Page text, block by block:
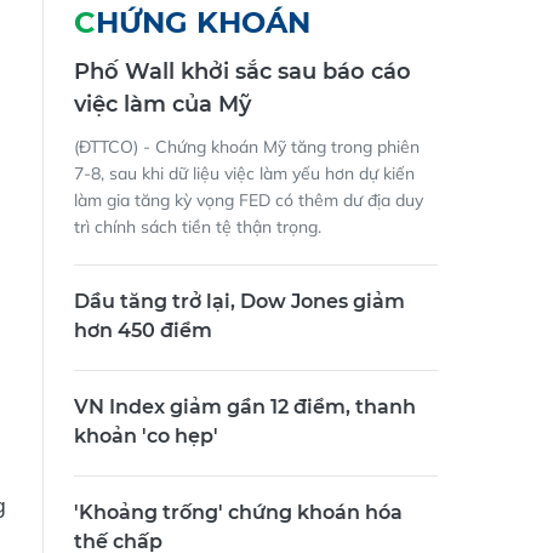
CHỨNG KHOÁN
Phố Wall khởi sắc sau báo cáo
việc làm của Mỹ
(ĐTTCO) - Chứng khoán Mỹ tăng trong phiên
7-8, sau khi dữ liệu việc làm yếu hơn dự kiến
làm gia tăng kỳ vọng FED có thêm dư địa duy
trì chính sách tiền tệ thận trọng.
Dầu tăng trở lại, Dow Jones giảm
hơn 450 điểm
VN Index giảm gần 12 điểm, thanh
khoản 'co hẹp'
'Khoảng trống' chứng khoán hóa
thế chấp